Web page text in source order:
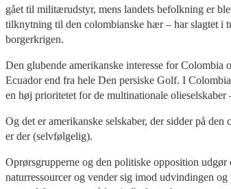
gået til militærudstyr, mens landets befolkning er
tilknytning til den colombianske hær – har slagtet i
borgerkrigen.
Den glubende amerikanske interesse for
Ecuador end fra hele Den persiske Golf. I
en høj prioritetet for de multinationale
Og det er amerikanske selskaber, der sidder på
er der (selvfølgelig).
Oprørsgrupperne og den politiske opposition
naturressourcer og vender sig imod udvindingen